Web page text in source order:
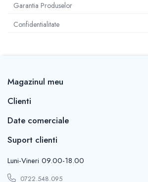
Garantia Produselor
Confidentialitate
Magazinul meu
Clienti
Date comerciale
Suport clienti
Luni-Vineri 09.00-18.00
0722.548.095